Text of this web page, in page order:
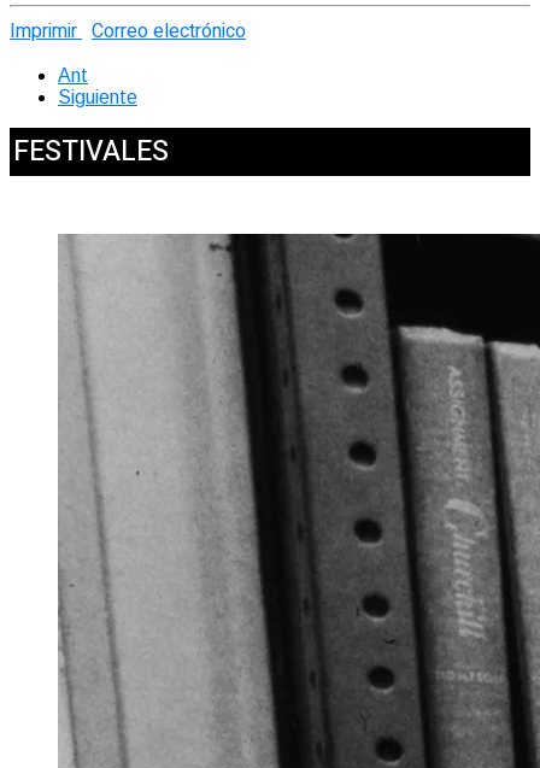
Imprimir Correo electrónico
Ant
Siguiente
FESTIVALES